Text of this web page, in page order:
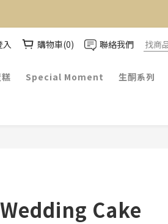
入 購物車(0) 聯絡我們
Special Moment 生酮系列
Cake